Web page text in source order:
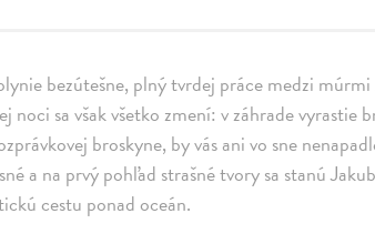
bezútešne, plný tvrdej práce medzi
noci sa však všetko zmení: v záhrade vyrastie
broskyne, by vás ani vo sne
a na prvý pohľad strašné tvory sa stanú
cestu ponad oceán.